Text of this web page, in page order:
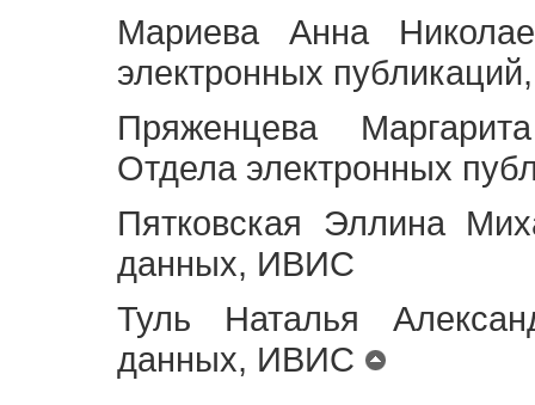
Мариева Анна
электронных
Пряженцева
Отдела электронных
Пятковская Эллина
данных, ИВИС
Туль Наталья
данных, ИВИС